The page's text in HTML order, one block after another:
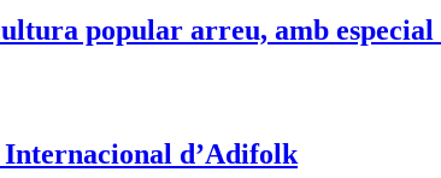
popular arreu, amb especial
Internacional d’Adifolk